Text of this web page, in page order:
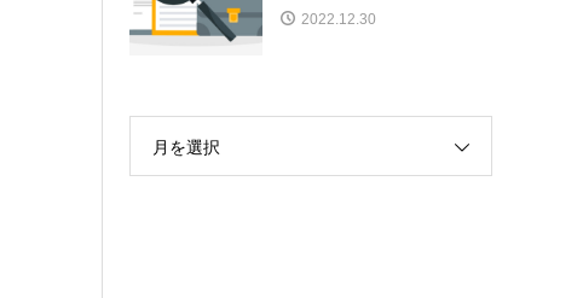
2022.12.30
月を選択